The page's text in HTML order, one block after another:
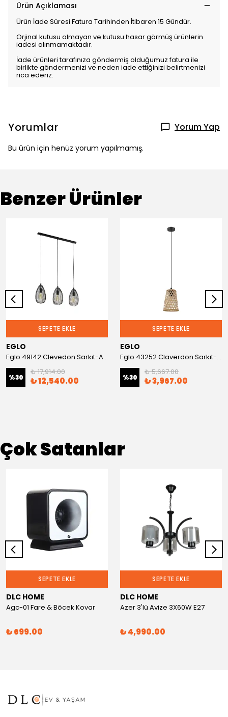
Ürün Açıklaması
Ürün İade Süresi Fatura Tarihinden İtibaren 15 Gündür.
Orjinal kutusu olmayan ve kutusu hasar görmüş ürünlerin
iadesi alınmamaktadır.
İade ürünleri tarafınıza göndermiş olduğumuz fatura ile
birlikte göndermenizi ve neden iade ettiğinizi belirtmenizi
rica ederiz.
Yorumlar Yorum Yap
Bu ürün için henüz yorum yapılmamış.
Benzer Ürünler
SEPETE EKLE
EGLO
Eglo 49142 Clevedon Sarkıt-Avize
%30
₺ 17,914.00
₺ 12,540.00
SEPETE EKLE
EGLO
Eglo 43252 Claverdon Sarkıt-Avize
%30
₺ 5,667.00
₺ 3,967.00
Çok Satanlar
SEPETE EKLE
DLC HOME
Agc-01 Fare & Böcek Kovar
₺ 699.00
SEPETE EKLE
DLC HOME
Azer 3'lü Avize 3X60W E27
₺ 4,990.00